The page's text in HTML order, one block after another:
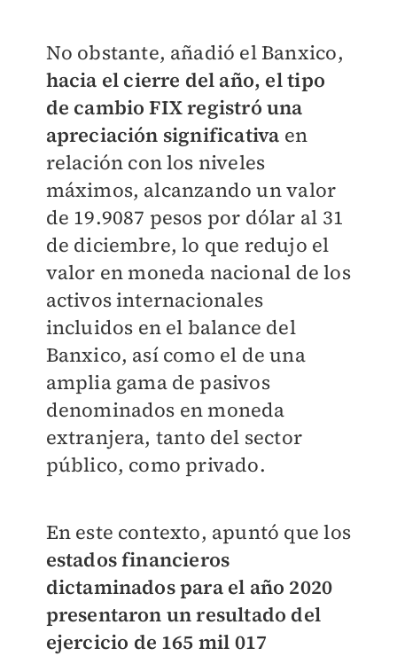
No obstante, añadió el Banxico,
hacia el cierre del año, el tipo
de cambio FIX registró una
apreciación significativa en
relación con los niveles
máximos, alcanzando un valor
de 19.9087 pesos por dólar al 31
de diciembre, lo que redujo el
valor en moneda nacional de los
activos internacionales
incluidos en el balance del
Banxico, así como el de una
amplia gama de pasivos
denominados en moneda
extranjera, tanto del sector
público, como privado.
En este contexto, apuntó que los
estados financieros
dictaminados para el año 2020
presentaron un resultado del
ejercicio de 165 mil 017